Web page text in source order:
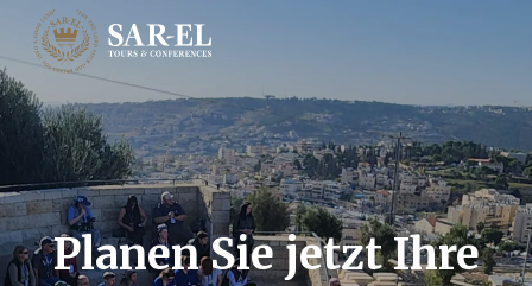
Planen Sie jetzt Ihre